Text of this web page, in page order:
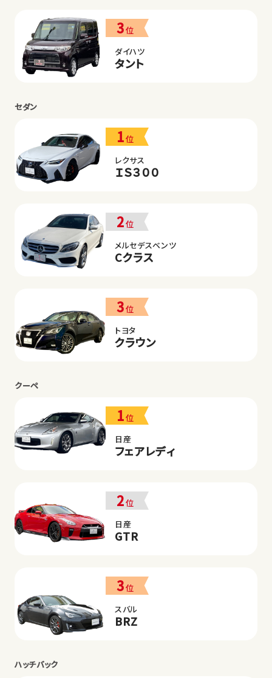
3位
ダイハツ
タント
セダン
1位
レクサス
ＩＳ３００
2位
メルセデスベンツ
Cクラス
3位
トヨタ
クラウン
クーペ
1位
日産
フェアレディ
2位
日産
GTR
3位
スバル
BRZ
ハッチバック